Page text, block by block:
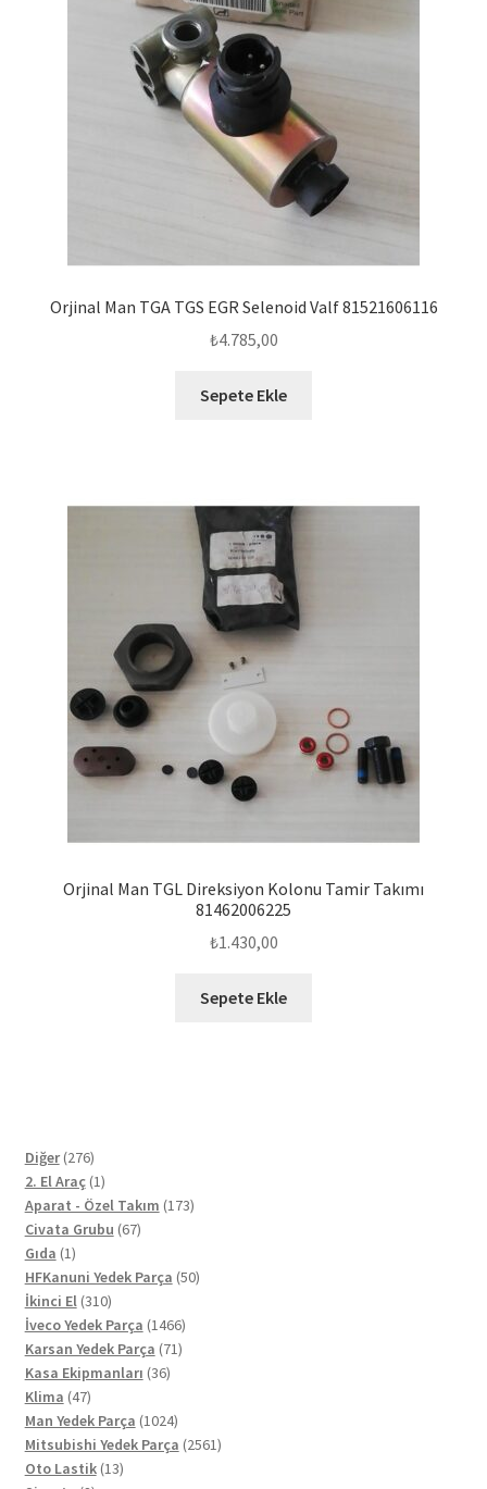
Orjinal Man TGA TGS EGR Selenoid Valf 81521606116
₺4.785,00
Sepete Ekle
Orjinal Man TGL Direksiyon Kolonu Tamir Takımı
81462006225
₺1.430,00
Sepete Ekle
Diğer 276276
ürün
2. El Araç 11
ürün
Aparat - Özel Takım 173173
Civata Grubu 6767
Gıda 11
ürün
HFKanuni Yedek Parça 5050
İkinci El 310310
ürün
İveco Yedek Parça 14661466
ürün
Karsan Yedek Parça 7171
Kasa Ekipmanları 3636
Klima 4747
ürün
Man Yedek Parça 10241024
ürün
Mitsubishi Yedek Parça 25612561
Oto Lastik 1313